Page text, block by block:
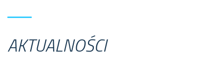
AKTUALNOŚCI